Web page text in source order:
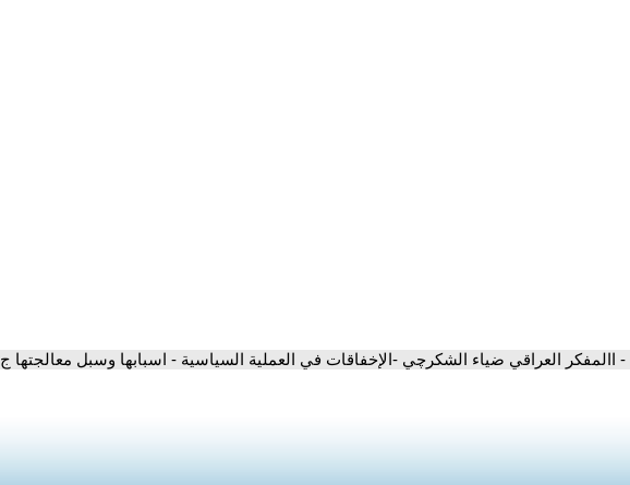
- االمفكر العراقي ضياء الشكرچي -الإخفاقات في العملية السياسية - اسبابها وسبل معالجتها ج2